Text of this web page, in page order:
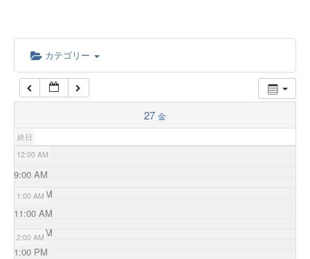
カテゴリー
27 金
終日
12:00 AM
1:00 AM
2:00 AM
8:00 AM
9:00 AM
10:00 AM
11:00 AM
12:00 PM
1:00 PM